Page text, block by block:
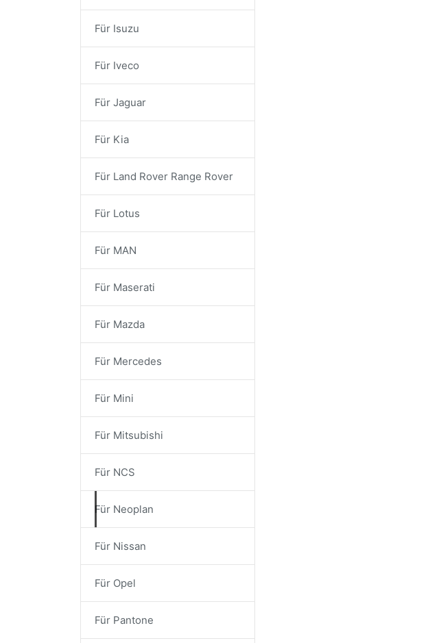
Für Isuzu
Für Iveco
Für Jaguar
Für Kia
Für Land Rover Range Rover
Für Lotus
Für MAN
Für Maserati
Für Mazda
Für Mercedes
Für Mini
Für Mitsubishi
Für NCS
Für Neoplan
Für Nissan
Für Opel
Für Pantone